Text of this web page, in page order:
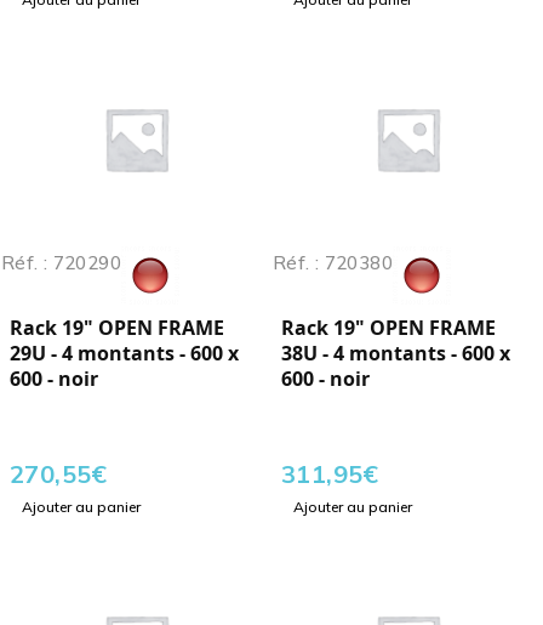
Réf. : 720290
Rack 19" OPEN FRAME
29U - 4 montants - 600 x
600 - noir
270,55€
Ajouter au panier
Réf. : 720380
Rack 19" OPEN FRAME
38U - 4 montants - 600 x
600 - noir
311,95€
Ajouter au panier